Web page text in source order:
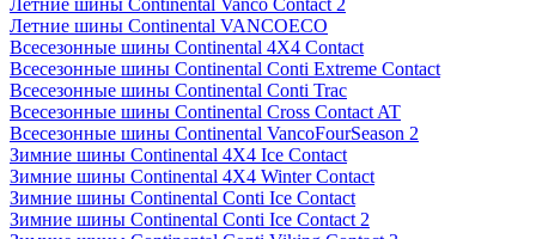
Летние шины Continental Vanco Contact 2
Летние шины Continental VANCOECO
Всесезонные шины Continental 4X4 Contact
Всесезонные шины Continental Conti Extreme Contact
Всесезонные шины Continental Conti Trac
Всесезонные шины Continental Cross Contact AT
Всесезонные шины Continental VancoFourSeason 2
Зимние шины Continental 4X4 Ice Contact
Зимние шины Continental 4X4 Winter Contact
Зимние шины Continental Conti Ice Contact
Зимние шины Continental Conti Ice Contact 2